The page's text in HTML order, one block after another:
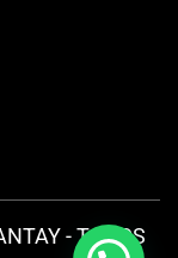
- TODOS